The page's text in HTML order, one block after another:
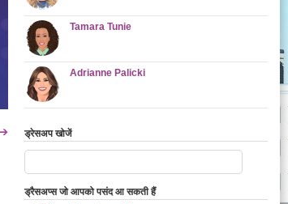
Tamara Tunie
Adrianne Palicki
ड्रेसअप खोजें
ड्रैसअप्स जो आपको पसंद आ सकती हैं